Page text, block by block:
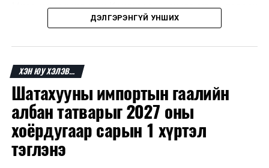
Миссури мужид мөн Конгрессын суудлуудын төлөөх
өрсөлдөөнд нэр дэвшигчид тодорсон бөгөөд зарим
дараа Ардчилсан намын зарим нэр дэвшигчийг
шүүмжилж, өөрийн эдийн засгийн бодлого болон
сонгуулийн өмнөх мөрийн хөтөлбөрөө дахин
онцоллоо.
Ажиглагчдын үзэж буйгаар Мичиган дахь Сенатын
ДЭЛГЭРЭНГҮЙ УНШИХ
ХЭН ЮУ ХЭЛЭВ...
Шатахууны импортын гаалийн
албан татварыг 2027 оны
хоёрдугаар сарын 1 хүртэл
тэглэнэ